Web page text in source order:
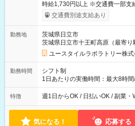
時給1,730円以上 ※交通費一部支
考慮して決定します 【収入例】 週1回勤務の場合：1,730円×8時
間×4回=5万5,360円 週3回勤務の場合：1,730円×8時間×12回
月 ※ 雇用形態と給与に、本採用
用形態：本採用時と同じです。
交通費別途支給あり
勤務地
茨城県日立市
茨城県日立市十王町高原（最寄り
ユースタイルラボラトリー株式
勤務時間
シフト制
1日あたりの実働時間：最大8時
00 ※週1日～OK ／ 夜勤専従 ＊＊ 勤務時間例 ＊＊ ■22時か
ら翌7時 ■23時から翌8時 ■24時から翌9
ます。 ※曜日固定（毎週同じ曜
特徴 週1日からOK / 日払いOK / 副業・
気になる！ 応募する